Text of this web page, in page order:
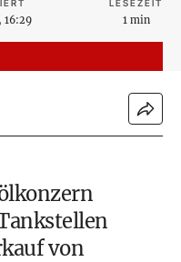
16:29
LESEZEIT
1 min
von